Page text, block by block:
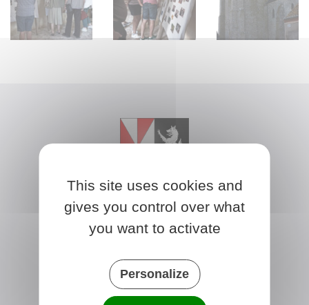
BROMEILLES
45390 Bromeilles
France
This site uses cookies and
gives you control over what
you want to activate
Personalize